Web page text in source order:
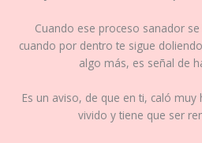
Cuando ese proceso sanador
cuando por dentro te sigue
algo más, es señal de
Es un aviso, de que en ti, caló
vivido y tiene que ser